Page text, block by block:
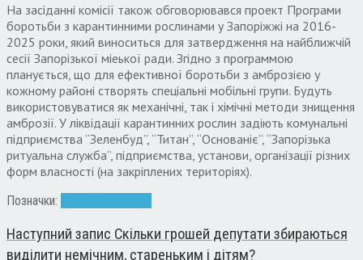
На засіданні комісії також обговорювався проект Програми
боротьби з карантинними рослинами у Запоріжжі на 2016-
2025 роки, який виноситься для затвердження на найближчій
сесії Запорізької міеької ради. Згідно з программою
планується, що для ефективної боротьби з амброзією у
кожному районі створять спеціальні мобільні групи. Будуть
використовуватися як механічні, так і хімічні методи знищення
амброзії. У ліквідації карантинних рослин задіють комунальні
підприємства “Зеленбуд”, “Титан”, “Основаніє”, “Запорізька
ритуальна служба”, підприємства, установи, організації різних
форм власності (на закріплених територіях).
Позначки:
Наступний запис Скільки грошей депутати збираються
виділити немічним, стареньким і дітям?